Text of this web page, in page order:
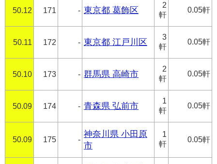
50.12 171 - 東京都 葛飾区
2
軒
0.05軒
50.11 172 - 東京都 江戸川区
3
軒
0.05軒
50.10 173 - 群馬県 高崎市
2
軒
0.05軒
50.09 174 - 青森県 弘前市
1
軒
0.05軒
50.09 175 -
神奈川県 小田原
市
1
軒
0.05軒